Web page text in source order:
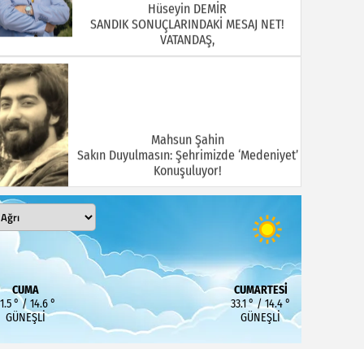
Hüseyin DEMİR
SANDIK SONUÇLARINDAKİ MESAJ NET!
VATANDAŞ,
Mahsun Şahin
Sakın Duyulmasın: Şehrimizde ‘Medeniyet’
Konuşuluyor!
MEHMET KOÇ
DOĞUBAYAZIT ASLINDA BİR İNANÇ
MERKEZİDİR
CUMA
° / 14.6 °
GÜNEŞLI
CUMARTESI
33.1 ° / 14.4 °
GÜNEŞLI